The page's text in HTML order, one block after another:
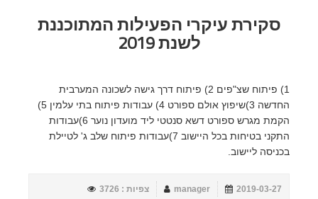
סקירת עיקרי הפעילות המתוכננת
לשנת 2019
1) פיתוח שצ"פים 2) פיתוח דרך גישה לשכונה המערבית
החדשה 3)שיפוץ אולם ספורט 4) עבודות פיתוח בתי עלמין 5)
הקמת מגרש ספורט דשא סנטטי ליד מועדון נוער 6)עבודות
התקני בטיחות בכל היישוב 7)עבודות פיתוח שלב ג' לטיילת
בכניסה ליישוב.
2019-03-27
manager צפיות : 3726